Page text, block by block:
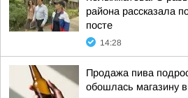
района рассказала
посте
14:28
Продажа пива
обошлась магазину